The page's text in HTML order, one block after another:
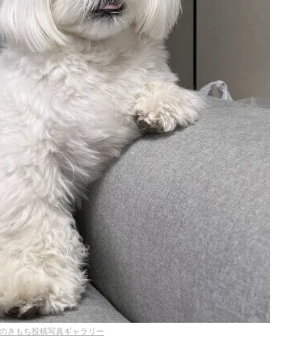
きもち投稿写真ギャラリー